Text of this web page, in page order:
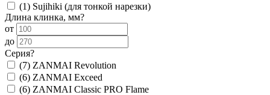
(1) Sujihiki (для тонкой нарезки)
Длина клинка, мм?
от
до
Серия?
(7) ZANMAI Revolution
(6) ZANMAI Exceed
(6) ZANMAI Classic PRO Flame